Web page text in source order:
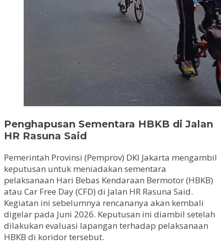
Penghapusan Sementara HBKB di Jalan
HR Rasuna Said
Pemerintah Provinsi (Pemprov) DKI Jakarta mengambil
keputusan untuk meniadakan sementara
pelaksanaan Hari Bebas Kendaraan Bermotor (HBKB)
atau Car Free Day (CFD) di Jalan HR Rasuna Said.
Kegiatan ini sebelumnya rencananya akan kembali
digelar pada Juni 2026. Keputusan ini diambil setelah
dilakukan evaluasi lapangan terhadap pelaksanaan
HBKB di koridor tersebut.